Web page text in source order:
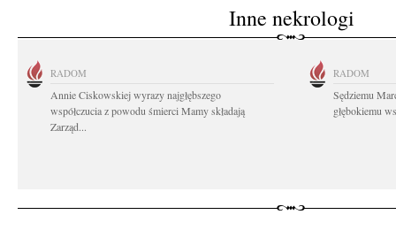
Inne nekrologi
RADOM
Annie Ciskowskiej wyrazy najgłębszego
współczucia z powodu śmierci Mamy składają
Zarząd...
RADOM
Sędziemu
głębokiemu